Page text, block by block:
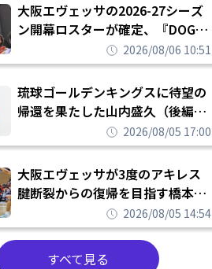
大阪エヴェッサの2026-27シーズ
ン開幕ロスターが確定、『DOG
FIGHT』のチームカルチャーを推
し進めて結果を求めるシーズンへ
2026/08/06 10:51
琉球ゴールデンキングスに待望の
帰還を果たした山内盛久（後編）
「1人のウチナーンチュとしてみ
んなが誇りに思えるチームにして
いく」
2026/08/05 17:00
大阪エヴェッサが3度のアキレス
腱断裂からの復帰を目指す橋本拓
哉と契約を締結「もう一度コート
に立ちたい」
2026/08/05 14:54
すべて見る